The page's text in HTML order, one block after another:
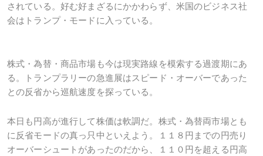
されている。好む好まざるにかかわらず、米国のビジネス社
会はトランプ・モードに入っている。
株式・為替・商品市場も今は現実路線を模索する過渡期にあ
る。トランプラリーの急進展はスピード・オーバーであった
との反省から巡航速度を探っている。
本日も円高が進行して株価は軟調だ。株式・為替両市場とも
に反省モードの真っ只中といえよう。１１８円までの円売り
オーバーシュートがあったのだから、１１０円を超える円高